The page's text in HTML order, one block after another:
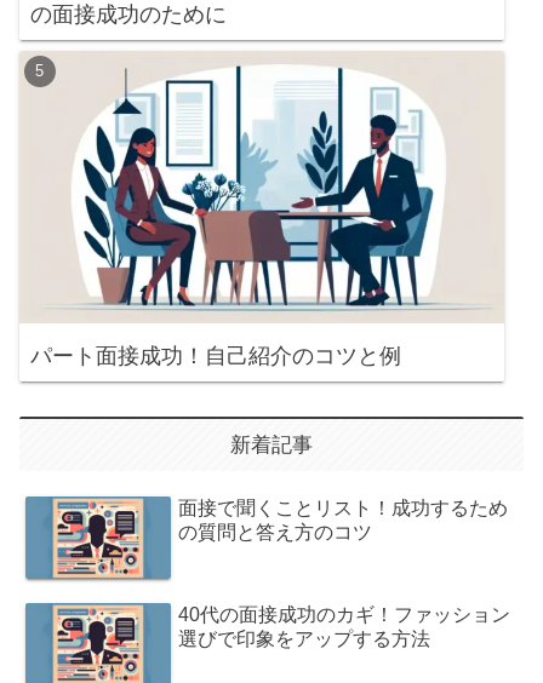
の面接成功のために
パート面接成功！自己紹介のコツと例
新着記事
面接で聞くことリスト！成功するため
の質問と答え方のコツ
40代の面接成功のカギ！ファッション
選びで印象をアップする方法